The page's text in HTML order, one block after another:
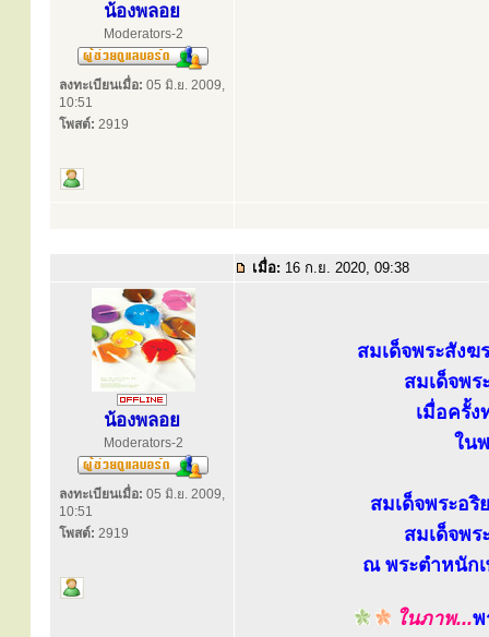
น้องพลอย
Moderators-2
ลงทะเบียนเมื่อ: 05 มิ.ย. 2009,
10:51
โพสต์: 2919
เมื่อ: 16 ก.ย. 2020, 09:38
น้องพลอย
Moderators-2
ลงทะเบียนเมื่อ: 05 มิ.ย. 2009,
10:51
โพสต์: 2919
สมเด็จพระสัง
สมเด็จพ
เมื่อครั้
ใน
สมเด็จพระอ
สมเด็จพ
ณ พระตำหนักเ
ในภาพ...พ